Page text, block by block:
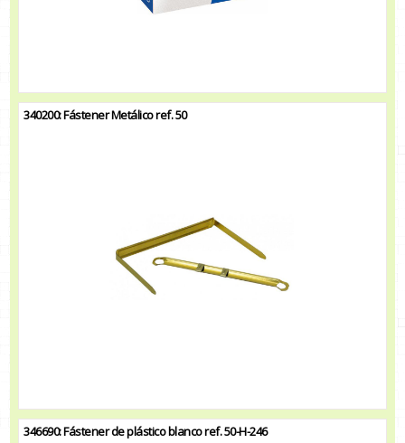
340200: Fástener Metálico ref. 50
346690: Fástener de plástico blanco ref. 50-H-246